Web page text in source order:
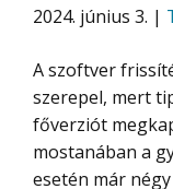
2024. június 3. |
A szoftver
szerepel, mert
főverziót
mostanában a
esetén már